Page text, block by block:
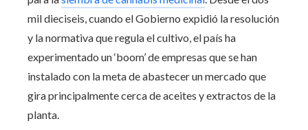
mil dieciseis, cuando el Gobierno expidió la resolución
y la normativa que regula el cultivo, el país ha
experimentado un ‘boom’ de empresas que se han
instalado con la meta de abastecer un mercado que
gira principalmente cerca de aceites y extractos de la
planta.